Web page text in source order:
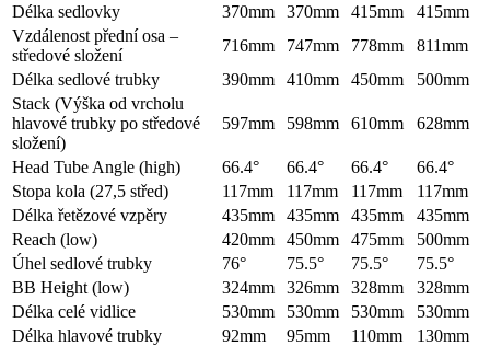
Délka sedlovky
370mm 370mm 415mm
415mm
Vzdálenost přední osa –
středové složení
716mm 747mm 778mm
811mm
Délka sedlové trubky
390mm 410mm 450mm
500mm
Stack (Výška od vrcholu
hlavové trubky po středové
složení)
597mm 598mm 610mm 628mm
Head Tube Angle (high) 66.4° 66.4° 66.4°
66.4°
Stopa kola (27,5 střed)
117mm 117mm 117mm
117mm
Délka řetězové vzpěry
435mm 435mm 435mm
435mm
Reach (low)
420mm 450mm 475mm
500mm
Úhel sedlové trubky
76° 75.5° 75.5°
75.5°
BB Height (low)
324mm 326mm 328mm
328mm
Délka celé vidlice
530mm 530mm 530mm
530mm
Délka hlavové trubky
92mm 95mm 110mm 130mm